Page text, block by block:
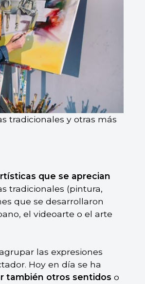
tradicionales y otras más
que se aprecian
tradicionales (pintura,
que se desarrollaron
el videoarte o el arte
las expresiones
Hoy en día se ha
también otros sentidos o